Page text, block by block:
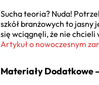
Sucha teoria? Nuda!
szkół branżowych to jasny
się wciągnęli, że nie
Artykuł o nowoczesnym
Materiały Dodatkowe